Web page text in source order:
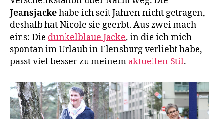
Jeansjackehabe ich seit Jahren nicht getragen,
deshalb hat Nicole sie geerbt. Aus zwei mach
eins: Die dunkelblaue Jacke, in die ich mich
spontan im Urlaub in Flensburg verliebt habe,
passt viel besser zu meinem aktuellen Stil.